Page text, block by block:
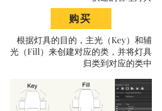
购买
根据灯具的目的，主光（Key）和辅
光（Fill）来创建对应的类，并将灯具
归类到对应的类中